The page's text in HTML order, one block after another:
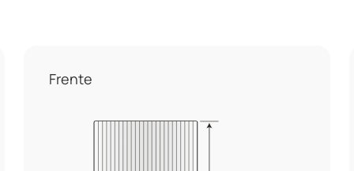
Frente